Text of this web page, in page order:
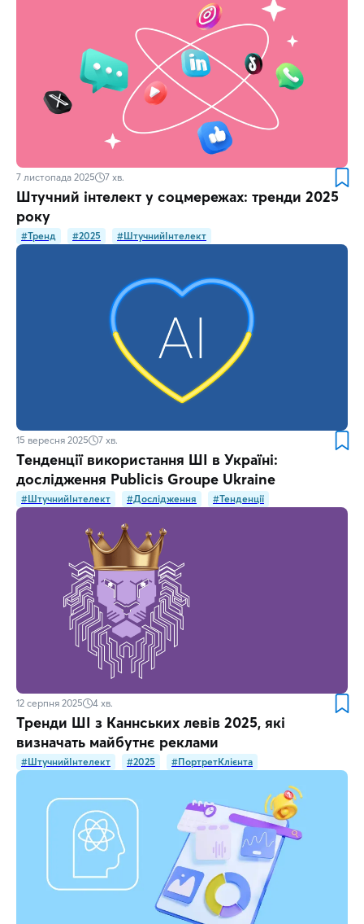
7 листопада 2025 7 хв.
Штучний інтелект у соцмережах: тренди 2025
року
#Тренд #2025 #ШтучнийІнтелект
15 вересня 2025 7 хв.
Тенденції використання ШІ в Україні:
дослідження Publicis Groupe Ukraine
#ШтучнийІнтелект #Дослідження #Тенденції
12 серпня 2025 4 хв.
Тренди ШІ з Каннських левів 2025, які
визначать майбутнє реклами
#ШтучнийІнтелект #2025 #ПортретКлієнта